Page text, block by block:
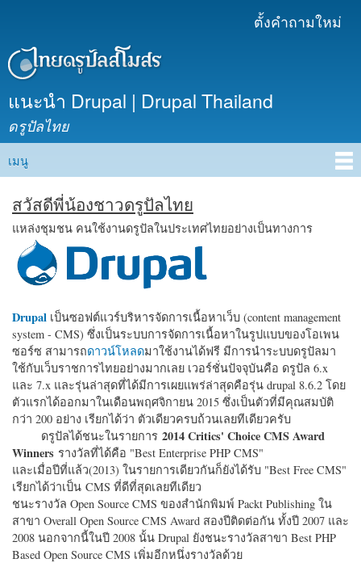
เนื้อหา
ตั้งคำถามใหม่
แนะนำ Drupal | Drupal Thailand
ดรูปัลไทย
Main menu
เมนู
สวัสดีพี่น้องชาวดรูปัลไทย
แหล่งชุมชน คนใช้งานดรูปัลในประเทศไทยอย่างเป็นทางการ
Drupal เป็นซอฟต์แวร์บริหารจัดการเนื้อหาเว็บ (content management
system - CMS) ซึ่งเป็นระบบการจัดการเนื้อหาในรูปแบบของโอเพน
ซอร์ซ สามารถดาวน์โหลดมาใช้งานได้ฟรี มีการนำระบบดรูปัลมา
ใช้กับเว็บราชการไทยอย่างมากเลย เวอร์ชั่นปัจจุบันคือ ดรูปัล 6.x
และ 7.x และรุ่นล่าสุดที่ได้มีการเผยแพร่ล่าสุดคือรุ่น drupal 8.6.2 โดย
ตัวแรกได้ออกมาในเดือนพฤศจิกายน 2015 ซึ่งเป็นตัวที่มีคุณสมบัติ
กว่า 200 อย่าง เรียกได้ว่า ตัวเดียวครบถ้วนเลยทีเดียวครับ
ดรูปัลได้ชนะในรายการ 2014 Critics' Choice CMS Award
Winners รางวัลที่ได้คือ "Best Enterprise PHP CMS"
และเมื่อปีที่แล้ว(2013) ในรายการเดียวกันก็ยังได้รับ "Best Free CMS"
เรียกได้ว่าเป็น CMS ที่ดีที่สุดเลยทีเดียว
ชนะรางวัล Open Source CMS ของสำนักพิมพ์ Packt Publishing ใน
สาขา Overall Open Source CMS Award สองปีติดต่อกัน ทั้งปี 2007 และ
2008 นอกจากนี้ในปี 2008 นั้น Drupal ยังชนะรางวัลสาขา Best PHP
Based Open Source CMS เพิ่มอีกหนึ่งรางวัลด้วย